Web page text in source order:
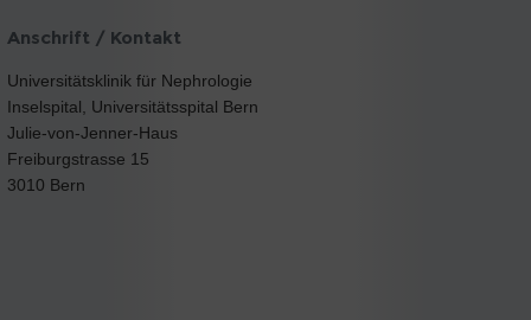
Anschrift / Kontakt
Universitätsklinik für Nephrologie
Inselspital, Universitätsspital Bern
Julie-von-Jenner-Haus
Freiburgstrasse 15
3010 Bern